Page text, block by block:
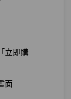
立即購
面